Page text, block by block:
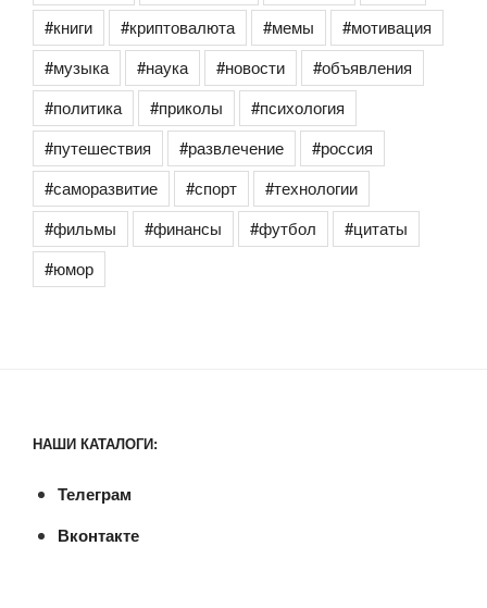
#книги
#криптовалюта #мемы
#мотивация
#музыка
#наука #новости
#объявления
#политика
#приколы
#психология
#путешествия
#развлечение
#россия
#саморазвитие
#спорт
#технологии
#фильмы
#финансы #футбол
#цитаты
#юмор
НАШИ КАТАЛОГИ:
Телеграм
Вконтакте